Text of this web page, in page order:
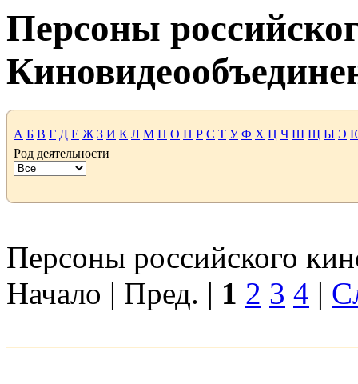
Персоны
А Б В Г Д Е Ж З И К Л М Н О П Р С Т У Ф Х Ц Ч Ш Щ Ы Э
Род деятельности
Персоны российского
Начало | Пред. | 1 2 3 4 |